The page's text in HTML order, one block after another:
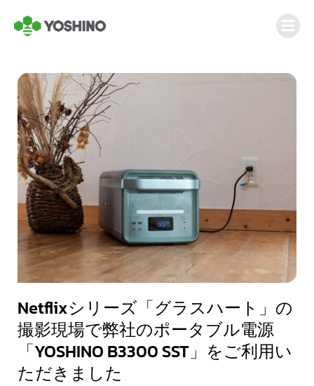
Netflixシリーズ「グラスハート」の
撮影現場で弊社のポータブル電源
「YOSHINO B3300 SST」をご利用い
ただきました